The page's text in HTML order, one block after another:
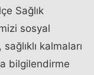
Sağlık
sosyal
kalmaları
bilgilendirme